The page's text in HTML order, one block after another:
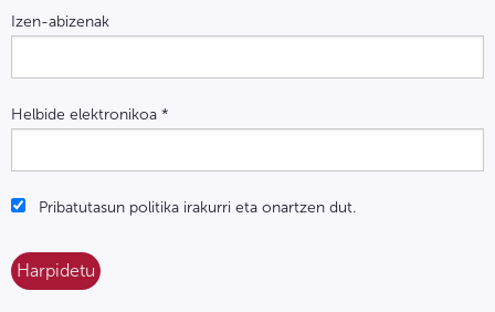
Izen-abizenak
Helbide elektronikoa *
Pribatutasun politika irakurri eta onartzen dut.